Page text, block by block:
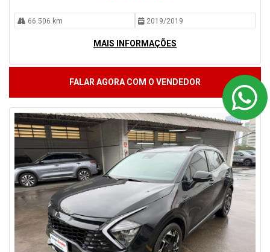
66.506 km 2019/2019
MAIS INFORMAÇÕES
FALAR AGORA COM O VENDEDOR